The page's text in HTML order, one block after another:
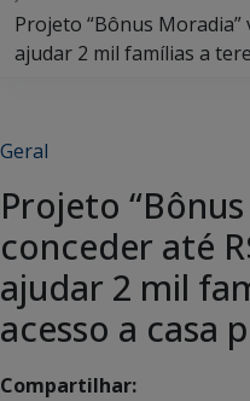
Projeto “Bônus Moradia”
ajudar 2 mil famílias a
Geral
Projeto
conceder até
ajudar 2 mil
acesso a casa
Compartilhar: